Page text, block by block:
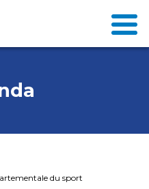
du sport